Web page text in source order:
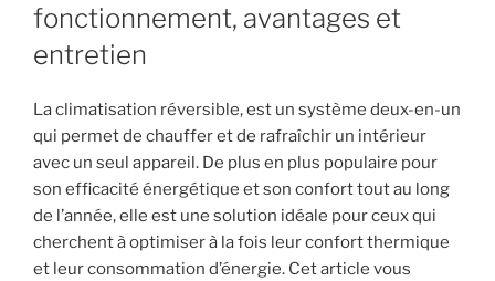
fonctionnement, avantages et
entretien
La climatisation réversible, est un système deux-en-un
qui permet de chauffer et de rafraîchir un intérieur
avec un seul appareil. De plus en plus populaire pour
son efficacité énergétique et son confort tout au long
de l’année, elle est une solution idéale pour ceux qui
cherchent à optimiser à la fois leur confort thermique
et leur consommation d’énergie. Cet article vous